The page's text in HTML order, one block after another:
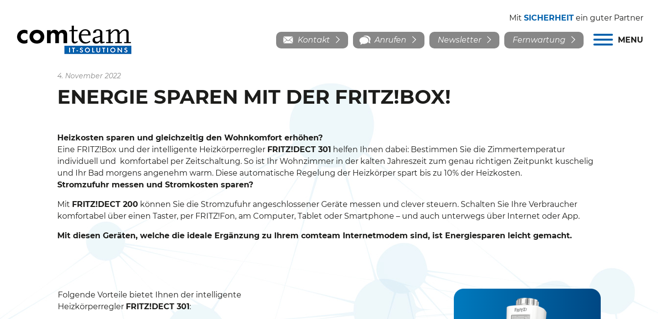
Mit SICHERHEIT ein guter Partner
Kontakt Anrufen Newsletter Fernwartung MENU
4. November 2022
ENERGIE SPAREN MIT DER FRITZ!BOX!
Heizkosten sparen und gleichzeitig den Wohnkomfort erhöhen?
Eine FRITZ!Box und der intelligente Heizkörperregler FRITZ!DECT 301 helfen Ihnen dabei: Bestimmen Sie die Zimmertemperatur
individuell und komfortabel per Zeitschaltung. So ist Ihr Wohnzimmer in der kalten Jahreszeit zum genau richtigen Zeitpunkt kuschelig
und Ihr Bad morgens angenehm warm. Diese automatische Regelung der Heizkörper spart bis zu 10% der Heizkosten.
Stromzufuhr messen und Stromkosten sparen?
Mit FRITZ!DECT 200 können Sie die Stromzufuhr angeschlossener Geräte messen und clever steuern. Schalten Sie Ihre Verbraucher
komfortabel über einen Taster, per FRITZ!Fon, am Computer, Tablet oder Smartphone – und auch unterwegs über Internet oder App.
Mit diesen Geräten, welche die ideale Ergänzung zu Ihrem comteam Internetmodem sind, ist Energiesparen leicht gemacht.
Folgende Vorteile bietet Ihnen der intelligente
Heizkörperregler FRITZ!DECT 301: